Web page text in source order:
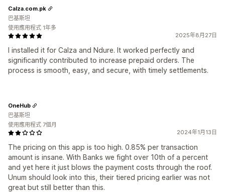
2025年8月27日
I installed it for Calza and Ndure. It worked perfectly and
significantly contributed to increase prepaid orders. The
process is smooth, easy, and secure, with timely settlements.
Calza.com.pk
巴基斯坦
使用應用程式 1年多
2024年1月13日
The pricing on this app is too high. 0.85% per transaction
amount is insane. With Banks we fight over 10th of a percent
and yet here it just blows the payment costs through the roof.
Unum should look into this, their tiered pricing earlier was not
great but still better than this.
OneHub
巴基斯坦
使用應用程式 7個月